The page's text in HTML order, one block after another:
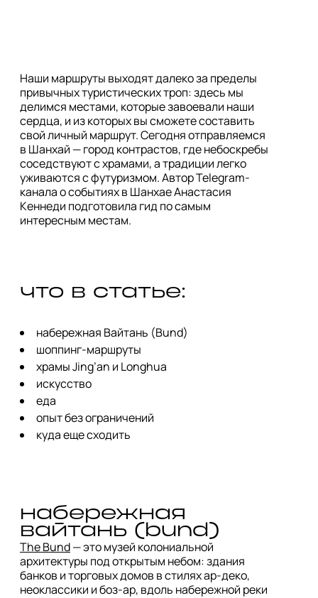
Наши маршруты выходят далеко за пределы
привычных туристических троп: здесь мы
делимся местами, которые завоевали наши
сердца, и из которых вы сможете составить
свой личный маршрут. Сегодня отправляемся
в Шанхай — город контрастов, где небоскребы
соседствуют с храмами, а традиции легко
уживаются с футуризмом. Автор Telegram-
канала о событиях в Шанхае Анастасия
Кеннеди подготовила гид по самым
интересным местам.
что в статье:
набережная Вайтань (Bund)
шоппинг-маршруты
храмы Jing’an и Longhua
искусство
еда
опыт без ограничений
куда еще сходить
набережная
The Bund — это музей колониальной
архитектуры под открытым небом: здания
банков и торговых домов в стилях ар-деко,
неоклассики и боз-ар, вдоль набережной реки